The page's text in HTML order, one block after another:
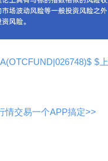
$
情交易一个APP搞定>>